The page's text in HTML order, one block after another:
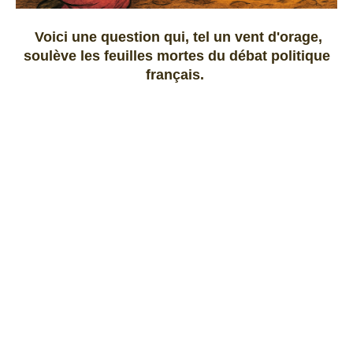
Voici une question qui, tel un vent d'orage,
soulève les feuilles mortes du débat politique
français.